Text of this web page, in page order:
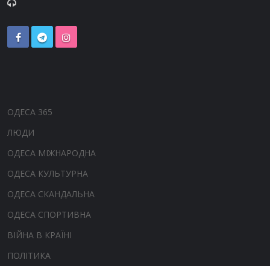
ОДЕСА 365
ЛЮДИ
ОДЕСА МІЖНАРОДНА
ОДЕСА КУЛЬТУРНА
ОДЕСА СКАНДАЛЬНА
ОДЕСА СПОРТИВНА
ВІЙНА В КРАЇНІ
ПОЛІТИКА